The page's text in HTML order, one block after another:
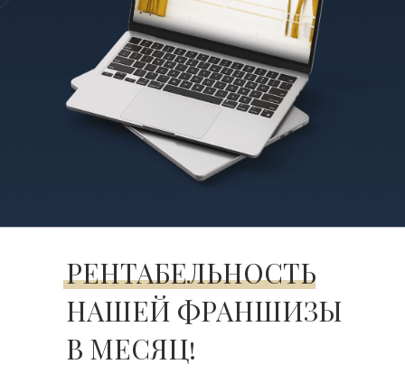
РЕНТАБЕЛЬНОСТЬ
НАШЕЙ ФРАНШИЗЫ
В МЕСЯЦ!